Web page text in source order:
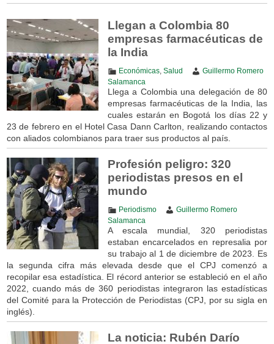
Llegan a Colombia 80
empresas farmacéuticas de
la India
Económicas, Salud
Guillermo Romero
Salamanca
Llega a Colombia una delegación de 80
empresas farmacéuticas de la India, las
cuales estarán en Bogotá los días 22 y
23 de febrero en el Hotel Casa Dann Carlton, realizando contactos
con aliados colombianos para traer sus productos al país.
Profesión peligro: 320
periodistas presos en el
mundo
Periodismo
Guillermo Romero
Salamanca
A escala mundial, 320 periodistas
estaban encarcelados en represalia por
su trabajo al 1 de diciembre de 2023. Es
la segunda cifra más elevada desde que el CPJ comenzó a
recopilar esa estadística. El récord anterior se estableció en el año
2022, cuando más de 360 periodistas integraron las estadísticas
del Comité para la Protección de Periodistas (CPJ, por su sigla en
inglés).
La noticia: Rubén Darío